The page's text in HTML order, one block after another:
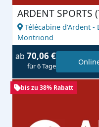
ARDENT SPORTS
Télécabine d'Ardent -
Montriond
ab 70,06 €
für 6 Tage
bis zu 38% Rabatt